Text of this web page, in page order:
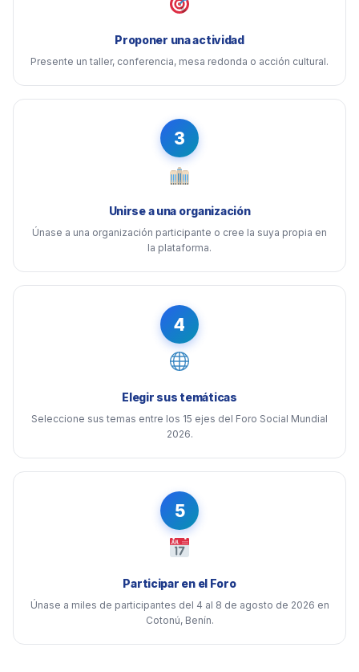
Proponer una actividad
Presente un taller, conferencia, mesa redonda o acción cultural.
3
Unirse a una organización
Únase a una organización participante o cree la suya propia en
la plataforma.
4
Elegir sus temáticas
Seleccione sus temas entre los 15 ejes del Foro Social Mundial
2026.
5
Participar en el Foro
Únase a miles de participantes del 4 al 8 de agosto de 2026 en
Cotonú, Benín.